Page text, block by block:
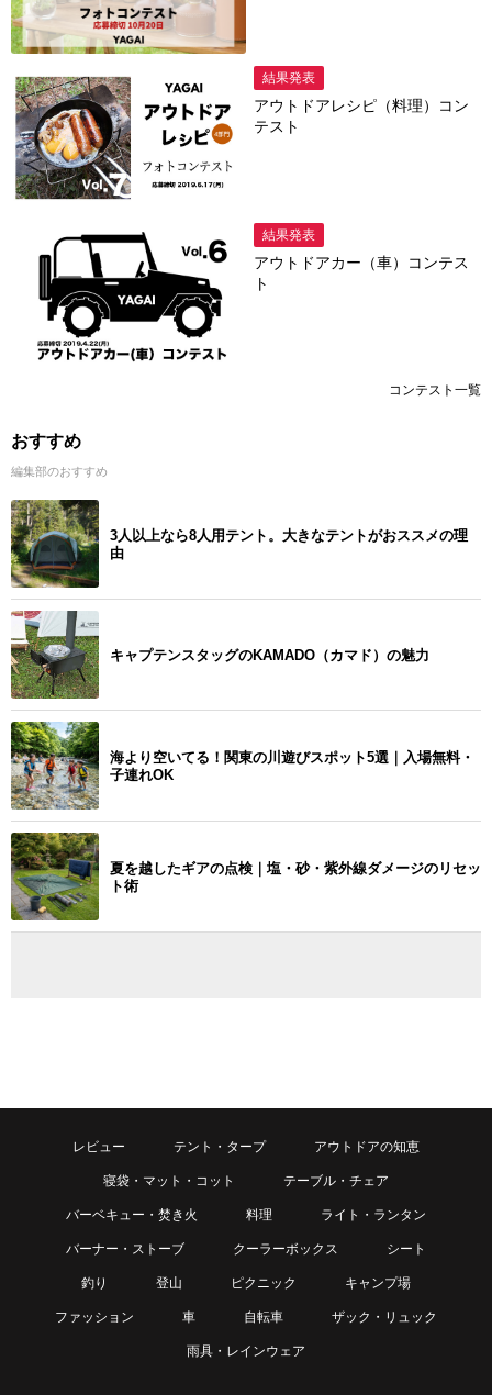
結果発表
アウトドアレシピ（料理）コン
テスト
結果発表
アウトドアカー（車）コンテス
ト
コンテスト一覧
おすすめ
編集部のおすすめ
3人以上なら8人用テント。大きなテントがおススメの理
由
キャプテンスタッグのKAMADO（カマド）の魅力
海より空いてる！関東の川遊びスポット5選｜入場無料・
子連れOK
夏を越したギアの点検｜塩・砂・紫外線ダメージのリセッ
ト術
レビュー テント・タープ アウトドアの知恵
寝袋・マット・コット テーブル・チェア
バーベキュー・焚き火 料理 ライト・ランタン
バーナー・ストーブ クーラーボックス シート
釣り 登山 ピクニック キャンプ場
ファッション 車 自転車 ザック・リュック
雨具・レインウェア